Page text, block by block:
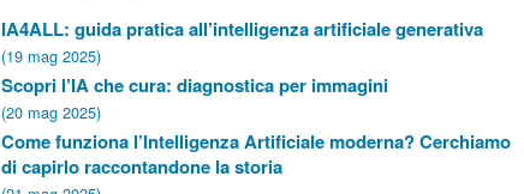
IA4ALL: guida pratica all’intelligenza artificiale generativa
(19 mag 2025)
Scopri l’IA che cura: diagnostica per immagini
(20 mag 2025)
Come funziona l’Intelligenza Artificiale moderna? Cerchiamo
di capirlo raccontandone la storia